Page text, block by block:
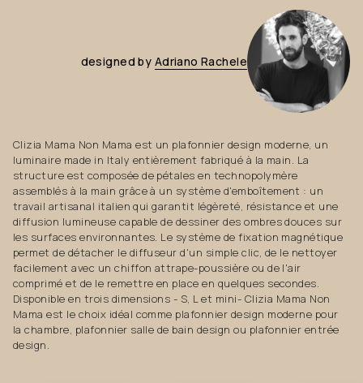
designed by Adriano Rachele
Clizia Mama Non Mama est un plafonnier design moderne, un
luminaire made in Italy entièrement fabriqué à la main. La
structure est composée de pétales en technopolymère
assemblés à la main grâce à un système d'emboîtement : un
travail artisanal italien qui garantit légèreté, résistance et une
diffusion lumineuse capable de dessiner des ombres douces sur
les surfaces environnantes. Le système de fixation magnétique
permet de détacher le diffuseur d'un simple clic, de le nettoyer
facilement avec un chiffon attrape-poussière ou de l'air
comprimé et de le remettre en place en quelques secondes.
Disponible en trois dimensions - S, L et mini- Clizia Mama Non
Mama est le choix idéal comme plafonnier design moderne pour
la chambre, plafonnier salle de bain design ou plafonnier entrée
design.